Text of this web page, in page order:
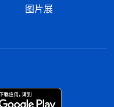
图片展